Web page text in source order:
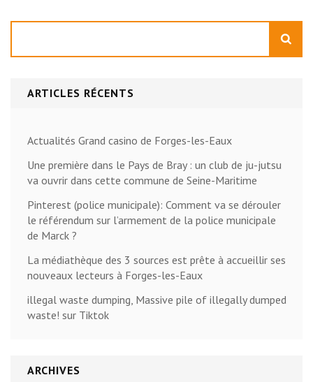
ARTICLES RÉCENTS
Actualités Grand casino de Forges-les-Eaux
Une première dans le Pays de Bray : un club de ju-jutsu
va ouvrir dans cette commune de Seine-Maritime
Pinterest (police municipale): Comment va se dérouler
le référendum sur l’armement de la police municipale
de Marck ?
La médiathèque des 3 sources est prête à accueillir ses
nouveaux lecteurs à Forges-les-Eaux
illegal waste dumping, Massive pile of illegally dumped
waste! sur Tiktok
ARCHIVES